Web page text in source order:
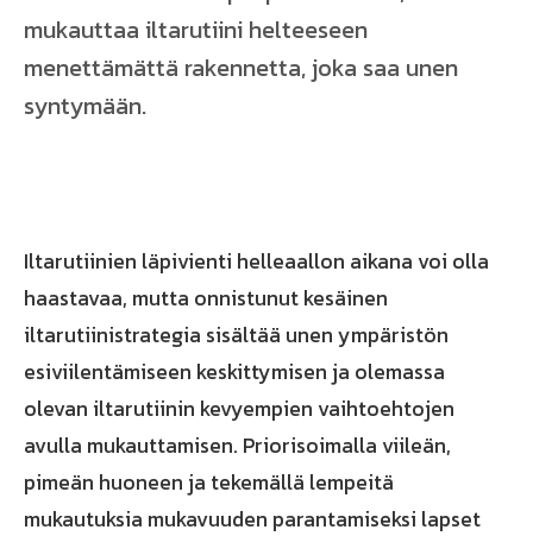
mukauttaa iltarutiini helteeseen
menettämättä rakennetta, joka saa unen
syntymään.
Iltarutiinien läpivienti helleaallon aikana voi olla
haastavaa, mutta onnistunut kesäinen
iltarutiinistrategia sisältää unen ympäristön
esiviilentämiseen keskittymisen ja olemassa
olevan iltarutiinin kevyempien vaihtoehtojen
avulla mukauttamisen. Priorisoimalla viileän,
pimeän huoneen ja tekemällä lempeitä
mukautuksia mukavuuden parantamiseksi lapset